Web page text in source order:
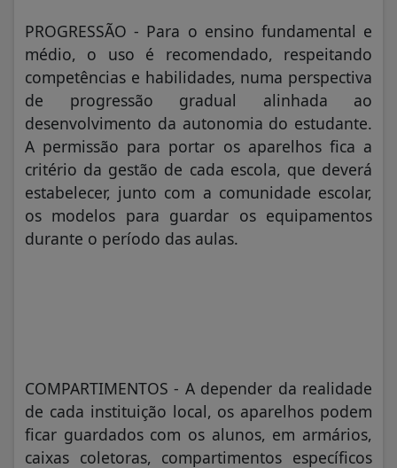
PROGRESSÃO - Para o ensino fundamental e
médio, o uso é recomendado, respeitando
competências e habilidades, numa perspectiva
de progressão gradual alinhada ao
desenvolvimento da autonomia do estudante.
A permissão para portar os aparelhos fica a
critério da gestão de cada escola, que deverá
estabelecer, junto com a comunidade escolar,
os modelos para guardar os equipamentos
durante o período das aulas.
COMPARTIMENTOS - A depender da realidade
de cada instituição local, os aparelhos podem
ficar guardados com os alunos, em armários,
caixas coletoras, compartimentos específicos